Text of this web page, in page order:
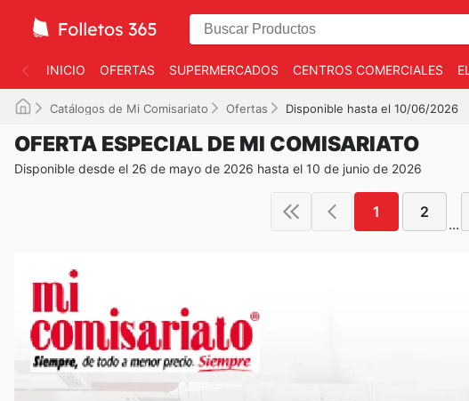
INICIO OFERTAS SUPERMERCADOS CENTROS COMERCIALES
Catálogos de Mi Comisariato Ofertas Disponible hasta el 10/06/2026
OFERTA ESPECIAL DE MI COMISARIATO
Disponible desde el 26 de mayo de 2026 hasta el 10 de junio de 2026
1 2
...